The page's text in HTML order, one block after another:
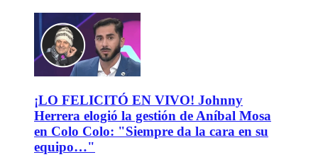
¡LO FELICITÓ EN VIVO! Johnny
Herrera elogió la gestión de Aníbal Mosa
en Colo Colo: "Siempre da la cara en su
equipo…"